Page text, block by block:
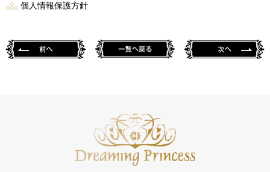
個人情報保護方針